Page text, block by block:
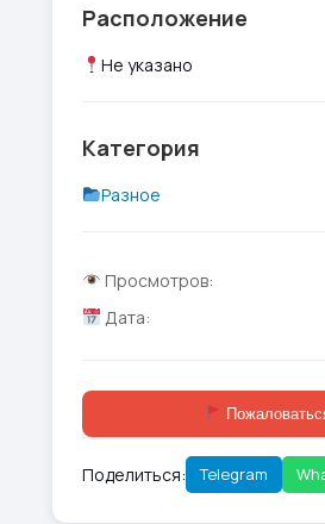
Расположение
Не указано
Категория
Разное
Просмотров:
Дата:
Поделиться: Telegram